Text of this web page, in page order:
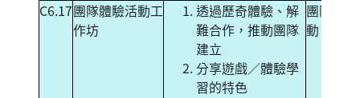
C6.17團隊體驗活動工
作坊
透過歷奇體驗、解
難合作，推動團隊
建立
分享遊戲／體驗學
習的特色
團隊歷
動